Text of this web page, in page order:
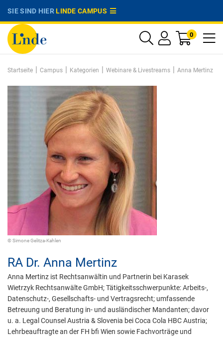
SIE SIND HIERLINDE CAMPUS
0
Startseite | Campus | Kategorien | Webinare & Livestreams | Anna Mertinz
© Simone Gelitza-Kahlen
RA Dr. Anna Mertinz
Anna Mertinz ist Rechtsanwältin und Partnerin bei Karasek
Wietrzyk Rechtsanwälte GmbH; Tätigkeitsschwerpunkte: Arbeits-,
Datenschutz-, Gesellschafts- und Vertragsrecht; umfassende
Betreuung und Beratung in- und ausländischer Mandanten; davor
u. a. Legal Counsel Austria & Slovenia bei Coca Cola HBC Austria;
Lehrbeauftragte an der FH bfi Wien sowie Fachvorträge und